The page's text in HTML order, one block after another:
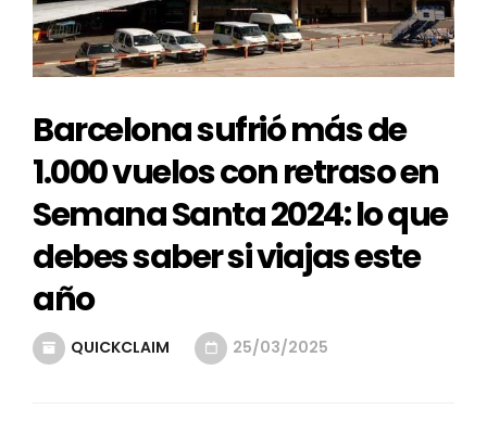
Barcelona sufrió más de
1.000 vuelos con retraso en
Semana Santa 2024: lo que
debes saber si viajas este
año
QUICKCLAIM 25/03/2025